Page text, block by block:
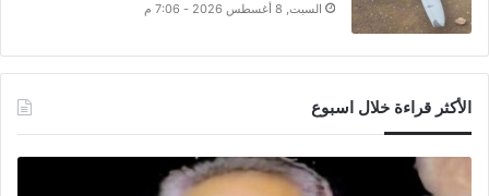
السبت, 8 أغسطس 2026 - 7:06 م
الأكثر قراءة خلال اسبوع